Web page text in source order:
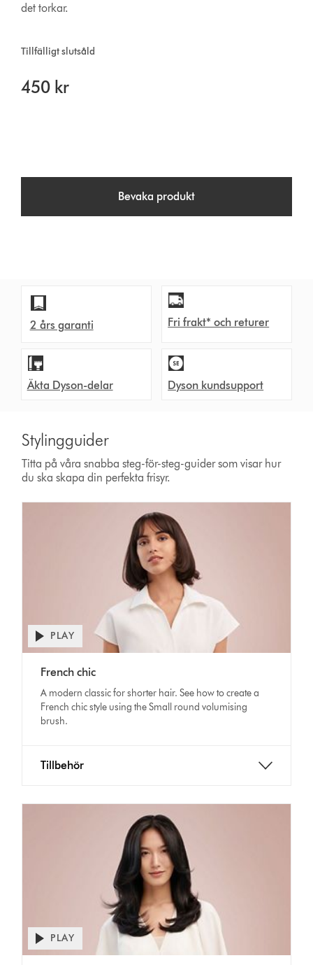
det torkar.
Tillfälligt slutsåld
450 kr
Bevaka produkt
2 års garanti Fri frakt* och returer
Äkta Dyson-delar Dyson kundsupport
Stylingguider
Titta på våra snabba steg-för-steg-guider som visar hur
du ska skapa din perfekta frisyr.
Transcript
Open
video
transcript
PLAY
French chic
A modern classic for shorter hair. See how to create a
French chic style using the Small round volumising
brush.
Tillbehör
Open
video
PLAY